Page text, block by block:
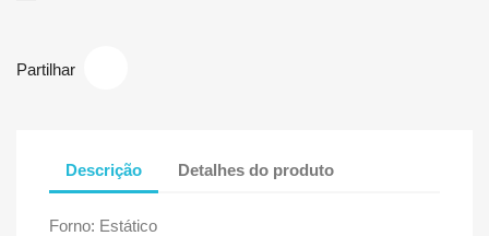
Partilhar
Descrição Detalhes do produto
Forno: Estático